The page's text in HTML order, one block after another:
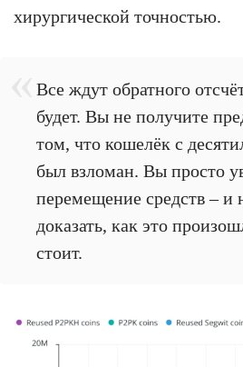
хирургической точностью.
Все ждут обратного
будет. Вы не получите
том, что кошелёк с
был взломан. Вы просто
перемещение средств – и
доказать, как это
стоит.